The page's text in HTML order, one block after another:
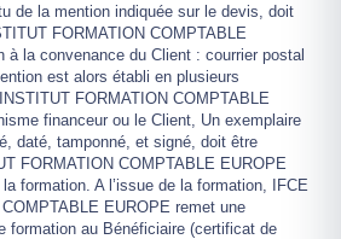
de la mention indiquée sur le devis, doit
FORMATION COMPTABLE
à la convenance du Client : courrier postal
est alors établi en plusieurs
FORMATION COMPTABLE
financeur ou le Client, Un exemplaire
daté, tamponné, et signé, doit être
FORMATION COMPTABLE EUROPE
formation. A l’issue de la formation, IFCE
EUROPE remet une
formation au Bénéficiaire (certificat de